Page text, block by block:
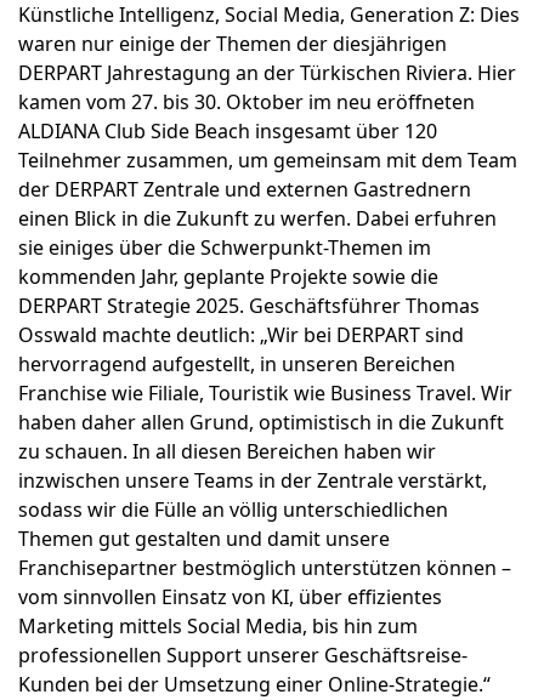
Künstliche Intelligenz, Social Media, Generation Z: Dies
waren nur einige der Themen der diesjährigen
DERPART Jahrestagung an der Türkischen Riviera. Hier
kamen vom 27. bis 30. Oktober im neu eröffneten
ALDIANA Club Side Beach insgesamt über 120
Teilnehmer zusammen, um gemeinsam mit dem Team
der DERPART Zentrale und externen Gastrednern
einen Blick in die Zukunft zu werfen. Dabei erfuhren
sie einiges über die Schwerpunkt-Themen im
kommenden Jahr, geplante Projekte sowie die
DERPART Strategie 2025. Geschäftsführer Thomas
Osswald machte deutlich: „Wir bei DERPART sind
hervorragend aufgestellt, in unseren Bereichen
Franchise wie Filiale, Touristik wie Business Travel. Wir
haben daher allen Grund, optimistisch in die Zukunft
zu schauen. In all diesen Bereichen haben wir
inzwischen unsere Teams in der Zentrale verstärkt,
sodass wir die Fülle an völlig unterschiedlichen
Themen gut gestalten und damit unsere
Franchisepartner bestmöglich unterstützen können –
vom sinnvollen Einsatz von KI, über effizientes
Marketing mittels Social Media, bis hin zum
professionellen Support unserer Geschäftsreise-
Kunden bei der Umsetzung einer Online-Strategie.“